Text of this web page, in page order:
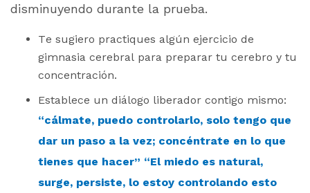
disminuyendo durante la prueba.
Te sugiero practiques algún ejercicio de
gimnasia cerebral para preparar tu cerebro y tu
concentración.
Establece un diálogo liberador contigo mismo:
“cálmate, puedo controlarlo, solo tengo que
dar un paso a la vez; concéntrate en lo que
tienes que hacer” “El miedo es natural,
surge, persiste, lo estoy controlando esto